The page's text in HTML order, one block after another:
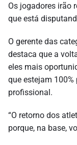
Os jogadores irão
que está
O gerente das
destaca que a
eles mais
que estejam
profissional.
“O retorno dos
porque, na base,